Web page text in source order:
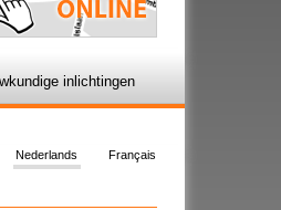
inlichtingen
Français
Nederlands